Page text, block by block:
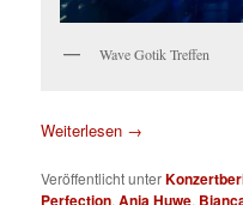
Wave Gotik Treffen
Weiterlesen →
Veröffentlicht unter
Perfection,Anja Huwe,